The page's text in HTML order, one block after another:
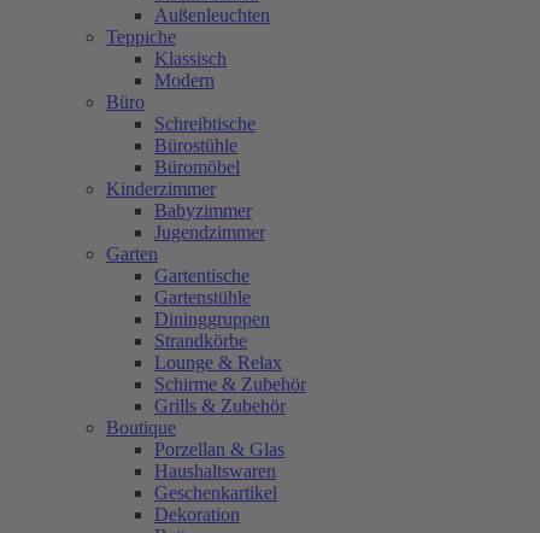
Außenleuchten
Teppiche
Klassisch
Modern
Büro
Schreibtische
Bürostühle
Büromöbel
Kinderzimmer
Babyzimmer
Jugendzimmer
Garten
Gartentische
Gartenstühle
Dininggruppen
Strandkörbe
Lounge & Relax
Schirme & Zubehör
Grills & Zubehör
Boutique
Porzellan & Glas
Haushaltswaren
Geschenkartikel
Dekoration